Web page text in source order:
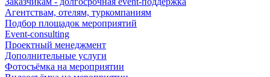
Агентствам, отелям, туркомпаниям
Подбор площадок мероприятий
Event-consulting
Проектный менеджмент
Дополнительные услуги
Фотосъёмка на мероприятии